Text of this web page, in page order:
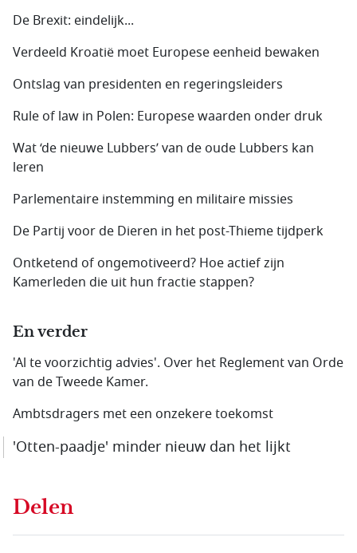
De Brexit: eindelijk...
Verdeeld Kroatië moet Europese eenheid bewaken
Ontslag van presidenten en regeringsleiders
Rule of law in Polen: Europese waarden onder druk
Wat ‘de nieuwe Lubbers’ van de oude Lubbers kan
leren
Parlementaire instemming en militaire missies
De Partij voor de Dieren in het post-Thieme tijdperk
Ontketend of ongemotiveerd? Hoe actief zijn
Kamerleden die uit hun fractie stappen?
En verder
'Al te voorzichtig advies'. Over het Reglement van Orde
van de Tweede Kamer.
Ambtsdragers met een onzekere toekomst
'Otten-paadje' minder nieuw dan het lijkt
Delen